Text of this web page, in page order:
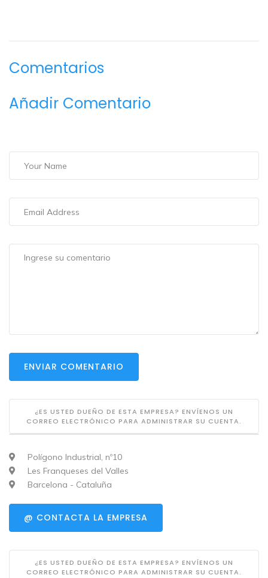
Comentarios
Añadir Comentario
ENVIAR COMENTARIO
¿ES USTED DUEÑO DE ESTA EMPRESA? ENVÍENOS UN
CORREO ELECTRÓNICO PARA ADMINISTRAR SU CUENTA.
Polígono Industrial, nº10
Les Franqueses del Valles
Barcelona - Cataluña
@ CONTACTA LA EMPRESA
¿ES USTED DUEÑO DE ESTA EMPRESA? ENVÍENOS UN
CORREO ELECTRÓNICO PARA ADMINISTRAR SU CUENTA.